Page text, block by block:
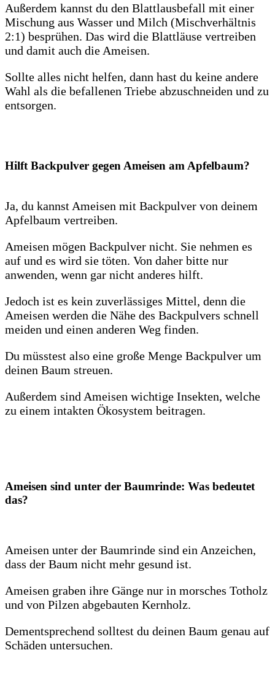
Außerdem kannst du den Blattlausbefall mit einer
Mischung aus Wasser und Milch (Mischverhältnis
2:1) besprühen. Das wird die Blattläuse vertreiben
und damit auch die Ameisen.
Sollte alles nicht helfen, dann hast du keine andere
Wahl als die befallenen Triebe abzuschneiden und zu
entsorgen.
Hilft Backpulver gegen Ameisen am Apfelbaum?
Ja, du kannst Ameisen mit Backpulver von deinem
Apfelbaum vertreiben.
Ameisen mögen Backpulver nicht. Sie nehmen es
auf und es wird sie töten. Von daher bitte nur
anwenden, wenn gar nicht anderes hilft.
Jedoch ist es kein zuverlässiges Mittel, denn die
Ameisen werden die Nähe des Backpulvers schnell
meiden und einen anderen Weg finden.
Du müsstest also eine große Menge Backpulver um
deinen Baum streuen.
Außerdem sind Ameisen wichtige Insekten, welche
zu einem intakten Ökosystem beitragen.
Ameisen sind unter der Baumrinde: Was bedeutet
das?
Ameisen unter der Baumrinde sind ein Anzeichen,
dass der Baum nicht mehr gesund ist.
Ameisen graben ihre Gänge nur in morsches Totholz
und von Pilzen abgebauten Kernholz.
Dementsprechend solltest du deinen Baum genau auf
Schäden untersuchen.